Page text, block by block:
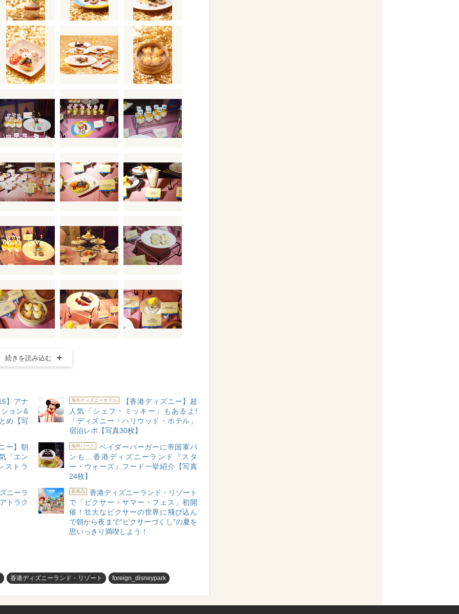
続きを読み込む
】アナ
ョン&
め【写
海外ディズニーホテル
【香港ディズニー】超
人気「シェフ・ミッキー」もあるよ!
「ディズニー・ハリウッド・ホテル」
宿泊レポ【写真30枚】
ー】朝
「エン
ストラ
海外パーク
ベイダーバーガーに帝国軍パ
ンも…香港ディズニーランド『スタ
ー・ウォーズ』フード一挙紹介【写真
24枚】
ニーラ
トラク
新商品
香港ディズニーランド・リゾート
で「ピクサー・サマー・フェス」初開
催！壮大なピクサーの世界に飛び込ん
で朝から夜まで“ピクサーづくし”の夏を
思いっきり満喫しよう！
香港ディズニーランド・リゾート foreign_disneypark